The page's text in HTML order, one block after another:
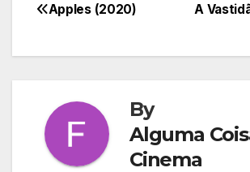
Navegação
de
A
Apples (2020)
By
Alguma
Cinema